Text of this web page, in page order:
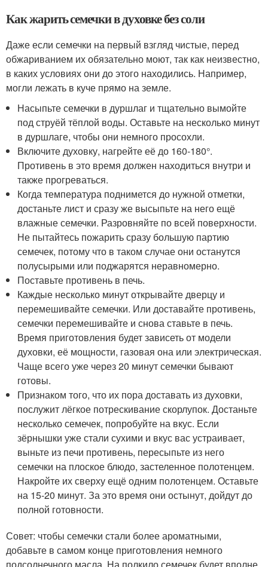
Как жарить семечки в духовке без соли
Даже если семечки на первый взгляд чистые, перед
обжариванием их обязательно моют, так как неизвестно,
в каких условиях они до этого находились. Например,
могли лежать в куче прямо на земле.
Насыпьте семечки в дуршлаг и тщательно вымойте
под струёй тёплой воды. Оставьте на несколько минут
в дуршлаге, чтобы они немного просохли.
Включите духовку, нагрейте её до 160-180°.
Противень в это время должен находиться внутри и
также прогреваться.
Когда температура поднимется до нужной отметки,
достаньте лист и сразу же высыпьте на него ещё
влажные семечки. Разровняйте по всей поверхности.
Не пытайтесь пожарить сразу большую партию
семечек, потому что в таком случае они останутся
полусырыми или поджарятся неравномерно.
Поставьте противень в печь.
Каждые несколько минут открывайте дверцу и
перемешивайте семечки. Или доставайте противень,
семечки перемешивайте и снова ставьте в печь.
Время приготовления будет зависеть от модели
духовки, её мощности, газовая она или электрическая.
Чаще всего уже через 20 минут семечки бывают
готовы.
Признаком того, что их пора доставать из духовки,
послужит лёгкое потрескивание скорлупок. Достаньте
несколько семечек, попробуйте на вкус. Если
зёрнышки уже стали сухими и вкус вас устраивает,
выньте из печи противень, пересыпьте из него
семечки на плоское блюдо, застеленное полотенцем.
Накройте их сверху ещё одним полотенцем. Оставьте
на 15-20 минут. За это время они остынут, дойдут до
полной готовности.
Совет: чтобы семечки стали более ароматными,
добавьте в самом конце приготовления немного